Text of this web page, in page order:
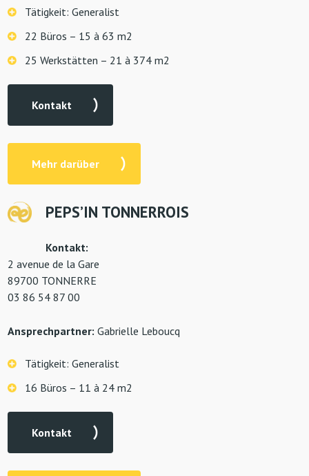
Tätigkeit: Generalist
22 Büros – 15 à 63 m2
25 Werkstätten – 21 à 374 m2
Kontakt
Mehr darüber
PEPS’IN TONNERROIS
Kontakt:
2 avenue de la Gare
89700 TONNERRE
03 86 54 87 00
Ansprechpartner: Gabrielle Leboucq
Tätigkeit: Generalist
16 Büros – 11 à 24 m2
Kontakt